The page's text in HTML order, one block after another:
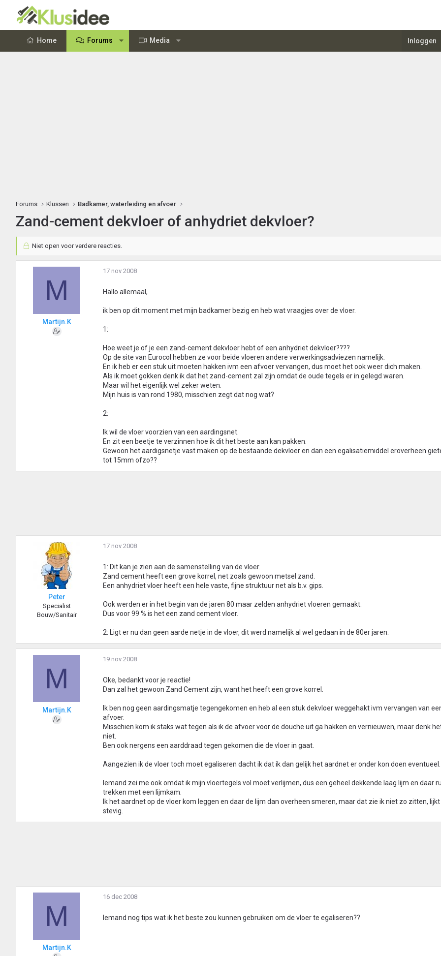
Home Forums Media Inloggen
Forums Klussen Badkamer, waterleiding en afvoer
Zand-cement dekvloer of anhydriet dekvloer?
Niet open voor verdere reacties.
M
Martijn.K
17 nov 2008
Hallo allemaal,
ik ben op dit moment met mijn badkamer bezig en heb wat vraagjes over de vloer.
1:
Hoe weet je of je een zand-cement dekvloer hebt of een anhydriet dekvloer????
Op de site van Eurocol hebben ze voor beide vloeren andere verwerkingsadviezen namelijk.
En ik heb er een stuk uit moeten hakken ivm een afvoer vervangen, dus moet het ook weer dich maken.
Als ik moet gokken denk ik dat het zand-cement zal zijn omdat de oude tegels er in gelegd waren.
Maar wil het eigenlijk wel zeker weten.
Mijn huis is van rond 1980, misschien zegt dat nog wat?
2:
Ik wil de vloer voorzien van een aardingsnet.
En zit een beetje te verzinnen hoe ik dit het beste aan kan pakken.
Gewoon het aardigsnetje vast maken op de bestaande dekvloer en dan een egalisatiemiddel eroverheen
tot 15mm ofzo??
Peter
Specialist
Bouw/Sanitair
17 nov 2008
1: Dit kan je zien aan de samenstelling van de vloer.
Zand cement heeft een grove korrel, net zoals gewoon metsel zand.
Een anhydriet vloer heeft een hele vaste, fijne struktuur net als b.v. gips.
Ook werden er in het begin van de jaren 80 maar zelden anhydriet vloeren gemaakt.
Dus voor 99 % is het een zand cement vloer.
2: Ligt er nu dan geen aarde netje in de vloer, dit werd namelijk al wel gedaan in de 80er jaren.
M
Martijn.K
19 nov 2008
Oke, bedankt voor je reactie!
Dan zal het gewoon Zand Cement zijn, want het heeft een grove korrel.
Ik ben nog geen aardingsmatje tegengekomen en heb al een stuk dekvloer weggehakt ivm vervangen van
afvoer.
Misschien kom ik staks wat tegen als ik de afvoer voor de douche uit ga hakken en vernieuwen, maar denk
niet.
Ben ook nergens een aarddraad tegen gekomen die de vloer in gaat.
Aangezien ik de vloer toch moet egaliseren dacht ik dat ik dan gelijk het aardnet er onder kon doen eventueel.
Iemand zei me ook omdat ik mijn vloertegels vol moet verlijmen, dus een geheel dekkende laag lijm en daar
trekken met een lijmkam.
Ik het aardnet op de vloer kom leggen en daar de lijm dan overheen smeren, maar dat zie ik niet zo zitten,
stevig.
M
Martijn.K
16 dec 2008
Iemand nog tips wat ik het beste zou kunnen gebruiken om de vloer te egaliseren??